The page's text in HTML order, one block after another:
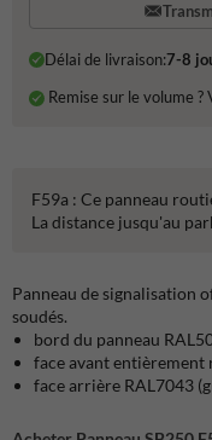
Délai de livraison:7-8
Remise sur le volume ?
F59a : Ce panneau
La distance jusqu'au
Panneau de signalisation
soudés.
bord du panneau
face avant entièrement
face arrière RAL7043